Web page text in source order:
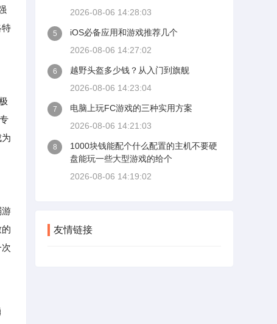
特
游
那么《反恐精英2》依然是绕不开的标
本，继承了《CS:GO》的全部核心机
制，但换上了全新的Source 2引擎。烟
应，打穿墙体时烟雾会从弹孔中流出，
这种细节带来的战术深度让每一局都充
合的要求极高，哪怕你只玩休闲模式，
也能感受到那种紧张到手指发麻的对抗
别，匹配速度极快，新手可以从死亡竞
赛模式开始练习枪感。
2026-08-06 14:28:03
5
iOS必备应用和游戏推荐几个
2026-08-06 14:27:02
6
越野头盔多少钱？从入门到旗舰
2026-08-06 14:23:04
7
电脑上玩FC游戏的三种实用方案
2026-08-06 14:21:03
8
1000块钱能配个什么配置的主机不要硬
盘能玩一些大型游戏的给个
2026-08-06 14:19:02
友情链接